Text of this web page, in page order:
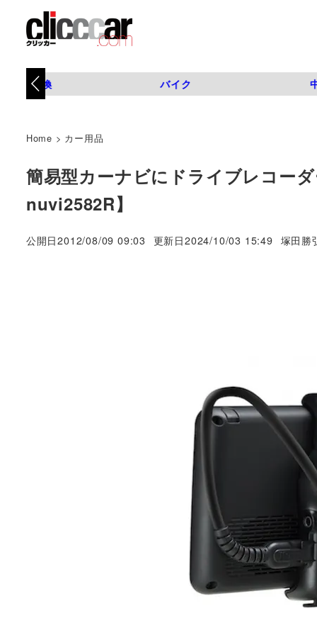
タイヤ交換 バイク
Home > カー用品
簡易型カーナビにドライブレコー
nuvi2582R】
公開日2012/08/09 09:03 更新日2024/10/03 15:49 著
塚田勝